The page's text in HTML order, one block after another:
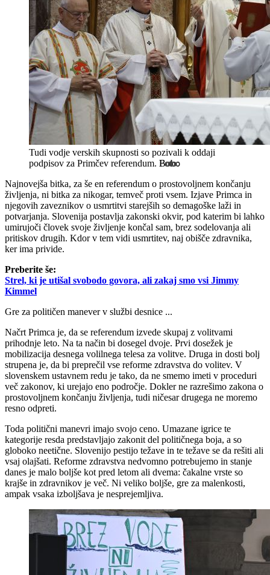
Tudi vodje verskih skupnosti so pozivali k oddaji
podpisov za Primčev referendum. Bobo
Najnovejša bitka, za še en referendum o prostovoljnem končanju
življenja, ni bitka za nikogar, temveč proti vsem. Izjave Primca in
njegovih zaveznikov o usmrtitvi starejših so demagoške laži in
potvarjanja. Slovenija postavlja zakonski okvir, pod katerim bi lahko
umirujoči človek svoje življenje končal sam, brez sodelovanja ali
pritiskov drugih. Kdor v tem vidi usmrtitev, naj obišče zdravnika,
ker ima privide.
Preberite še:
Strel, ki je utišal svobodo govora, ali zakaj smo vsi Jimmy
Kimmel
Gre za političen manever v službi desnice ...
Načrt Primca je, da se referendum izvede skupaj z volitvami
prihodnje leto. Na ta način bi dosegel dvoje. Prvi dosežek je
mobilizacija desnega volilnega telesa za volitve. Druga in dosti bolj
strupena je, da bi preprečil vse reforme zdravstva do volitev. V
slovenskem ustavnem redu je tako, da ne smemo imeti v proceduri
več zakonov, ki urejajo eno področje. Dokler ne razrešimo zakona o
prostovoljnem končanju življenja, tudi ničesar drugega ne moremo
resno odpreti.
Toda politični manevri imajo svojo ceno. Umazane igrice te
kategorije resda predstavljajo zakonit del političnega boja, a so
globoko neetične. Slovenijo pestijo težave in te težave se da rešiti ali
vsaj olajšati. Reforme zdravstva nedvomno potrebujemo in stanje
danes je malo boljše kot pred letom ali dvema: čakalne vrste so
krajše in zdravnikov je več. Ni veliko boljše, gre za malenkosti,
ampak vsaka izboljšava je nesprejemljiva.